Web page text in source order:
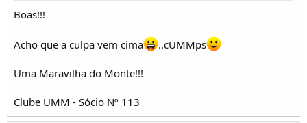
Boas!!!
Acho que a culpa vem cima ..cUMMps
Uma Maravilha do Monte!!!
Clube UMM - Sócio Nº 113